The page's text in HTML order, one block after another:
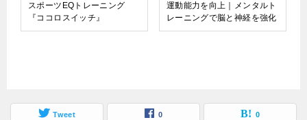
スポーツEQトレーニング
『ココロスイッチ』
運動能力を向上｜メンタルト
レーニングで脳と神経を強化
Tweet 0 0